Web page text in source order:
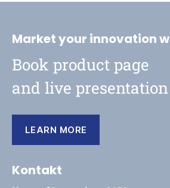
Market your innovation
Book product page
and live presentation
LEARN MORE
Kontakt